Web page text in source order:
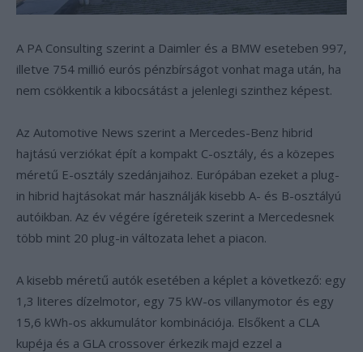
A PA Consulting szerint a Daimler és a BMW eseteben 997,
illetve 754 millió eurós pénzbírságot vonhat maga után, ha
nem csökkentik a kibocsátást a jelenlegi szinthez képest.
Az Automotive News szerint a Mercedes-Benz hibrid
hajtású verziókat épít a kompakt C-osztály, és a közepes
méretű E-osztály szedánjaihoz. Európában ezeket a plug-
in hibrid hajtásokat már használják kisebb A- és B-osztályú
autóikban. Az év végére ígéreteik szerint a Mercedesnek
több mint 20 plug-in változata lehet a piacon.
A kisebb méretű autók esetében a képlet a következő: egy
1,3 literes dízelmotor, egy 75 kW-os villanymotor és egy
15,6 kWh-os akkumulátor kombinációja. Elsőkent a CLA
kupéja és a GLA crossover érkezik majd ezzel a